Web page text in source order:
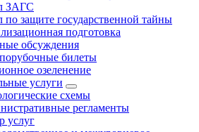
ЗАГС
по защите государственной тайны
подготовка
обсуждения
билеты
озеленение
услуги
схемы
регламенты
услуг